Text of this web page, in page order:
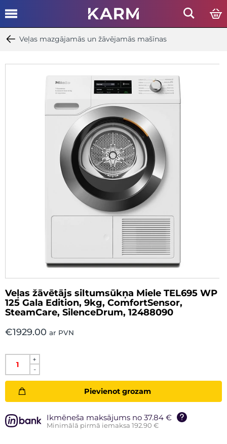
Veļas mazgājamās un žāvējamās mašīnas
Veļas žāvētājs siltumsūkņa Miele TEL695 WP
125 Gala Edition, 9kg, ComfortSensor,
SteamCare, SilenceDrum, 12488090
€1929.00 ar PVN
+
-
Pievienot grozam
Ikmēneša maksājums no 37.84 €
Minimālā pirmā iemaksa 192.90 €